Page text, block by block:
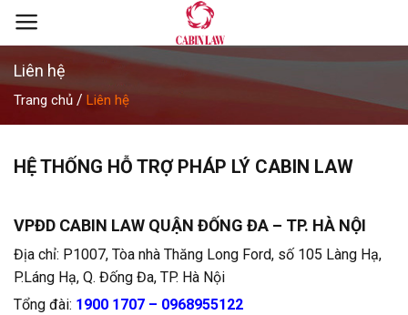
Skip
Liên hệ
Trang chủ / Liên hệ
HỆ THỐNG HỖ TRỢ PHÁP LÝ CABIN LAW
VPĐD CABIN LAW QUẬN ĐỐNG ĐA – TP. HÀ NỘI
Địa chỉ: P1007, Tòa nhà Thăng Long Ford, số 105 Làng Hạ,
P.Láng Hạ, Q. Đống Đa, TP. Hà Nội
Tổng đài: 1900 1707 – 0968955122